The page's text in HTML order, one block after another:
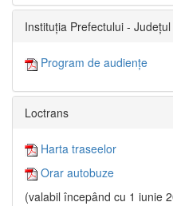
Instituția Prefectului -
Program de audiențe
Loctrans
Harta traseelor
Orar autobuze
(valabil începând cu 1 iunie